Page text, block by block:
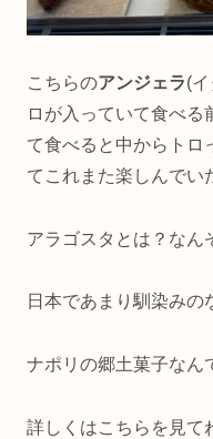
こちらのアンジェラ(
ロが入っていて食べる
て食べると中からトロ
アラゴスタとは？なん
日本であまり馴染み
ナポリの郷土菓子なん
詳しくはこちらを見て